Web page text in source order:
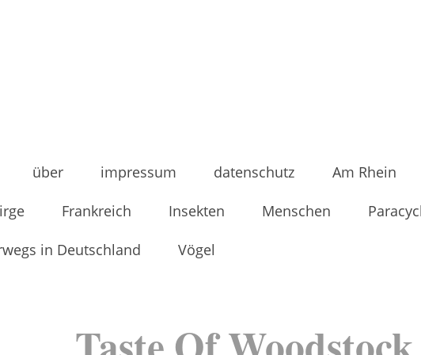
über impressum datenschutz Am Rhein
Frankreich Insekten Menschen
in Deutschland Vögel